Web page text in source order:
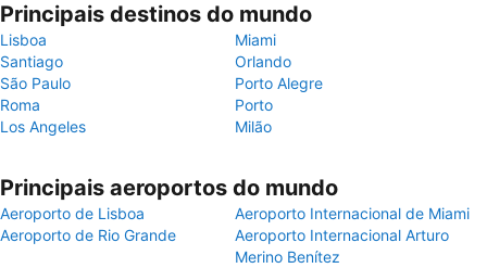
Principais destinos do mundo
Lisboa
Miami
Santiago
Orlando
São Paulo
Porto Alegre
Roma
Porto
Los Angeles
Milão
Principais aeroportos do mundo
Aeroporto de Lisboa
Aeroporto Internacional de Miami
Aeroporto de Rio Grande
Aeroporto Internacional Arturo
Merino Benítez